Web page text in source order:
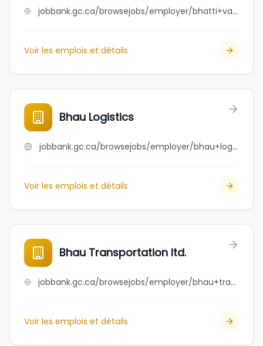
jobbank.gc.ca/browsejobs/employer/bhatti+valley+growers+ltd/ca
Voir les emplois et détails
Bhau Logistics
jobbank.gc.ca/browsejobs/employer/bhau+logistics/ca
Voir les emplois et détails
Bhau Transportation ltd.
jobbank.gc.ca/browsejobs/employer/bhau+transportation+ltd./ca
Voir les emplois et détails